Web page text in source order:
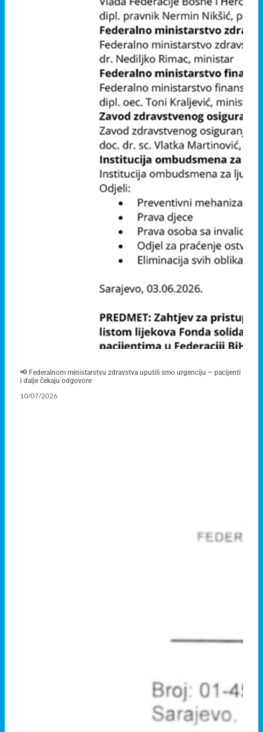
📢 Federalnom ministarstvu zdravstva uputili smo urgenciju – pacijenti
i dalje čekaju odgovore
10/07/2026